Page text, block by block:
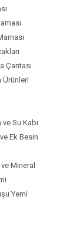
Çantası
Ürünleri
Su Kabı
Ek Besin
Mineral
Yemi